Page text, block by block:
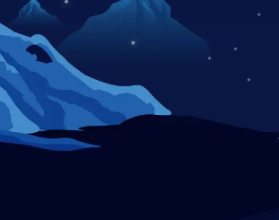
SOLUCIONES DE
RIGGING
CONTACTO